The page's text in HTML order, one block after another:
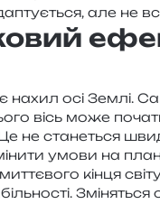
але не
нахил осі
вісь може
не ста­не­ться
умови на
кінця
Зміняться